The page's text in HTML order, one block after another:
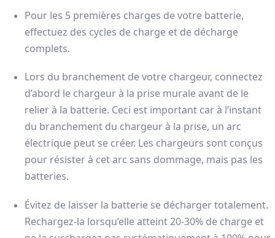
Pour les 5 premières charges de votre batterie,
effectuez des cycles de charge et de décharge
complets.
Lors du branchement de votre chargeur, connectez
d’abord le chargeur à la prise murale avant de le
relier à la batterie. Ceci est important car à l’instant
du branchement du chargeur à la prise, un arc
électrique peut se créer. Les chargeurs sont conçus
pour résister à cet arc sans dommage, mais pas les
batteries.
Évitez de laisser la batterie se décharger totalement.
Rechargez-la lorsqu’elle atteint 20-30% de charge et